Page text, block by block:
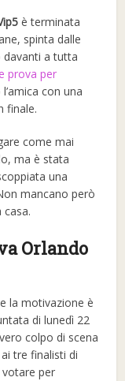
è terminata
spinta dalle
davanti a tutta
prova per
con una
finale.
come mai
ma è stata
una
mancano però
Orlando
la motivazione è
di lunedì 22
colpo di scena
tre finalisti di
votare per